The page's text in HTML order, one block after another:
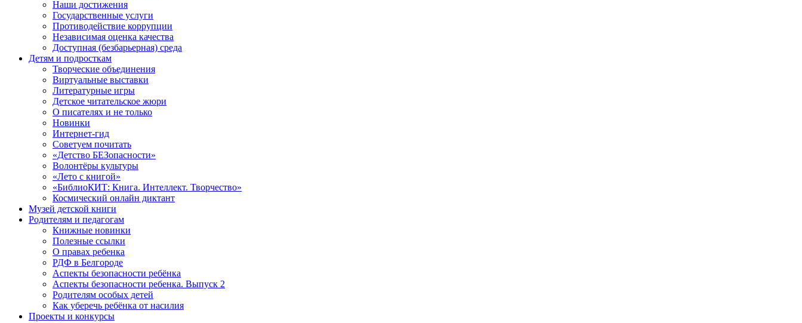
Наши достижения
Государственные услуги
Противодействие коррупции
Независимая оценка качества
Доступная (безбарьерная) среда
Детям и подросткам
Творческие объединения
Виртуальные выставки
Литературные игры
Детское читательское жюри
О писателях и не только
Новинки
Интернет-гид
Советуем почитать
«Детство БЕЗопасности»
Волонтёры культуры
«Лето с книгой»
«БиблиоКИТ: Книга. Интеллект. Творчество»
Космический онлайн диктант
Музей детской книги
Родителям и педагогам
Книжные новинки
Полезные ссылки
О правах ребенка
РДФ в Белгороде
Аспекты безопасности ребёнка
Аспекты безопасности ребенка. Выпуск 2
Родителям особых детей
Как уберечь ребёнка от насилия
Проекты и конкурсы